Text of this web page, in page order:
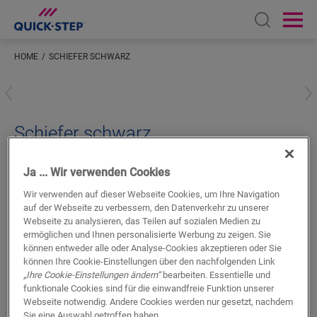
Open
HOME SCHIEFER SCHWARZ
Schiefer schwarz
Farblich abgestimmt auf Ihren Boden
Kratzfeste Nutzschicht
Wasserfest
Ja ... Wir verwenden Cookies
Wir verwenden auf dieser Webseite Cookies, um Ihre Navigation
auf der Webseite zu verbessern, den Datenverkehr zu unserer
Webseite zu analysieren, das Teilen auf sozialen Medien zu
ermöglichen und Ihnen personalisierte Werbung zu zeigen. Sie
können entweder alle oder Analyse-Cookies akzeptieren oder Sie
können Ihre Cookie-Einstellungen über den nachfolgenden Link
„Ihre Cookie-Einstellungen ändern“bearbeiten. Essentielle und
funktionale Cookies sind für die einwandfreie Funktion unserer
Webseite notwendig. Andere Cookies werden nur gesetzt, nachdem